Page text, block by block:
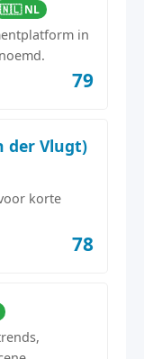
🇳🇱 NL
in
79
der Vlugt)
korte
78